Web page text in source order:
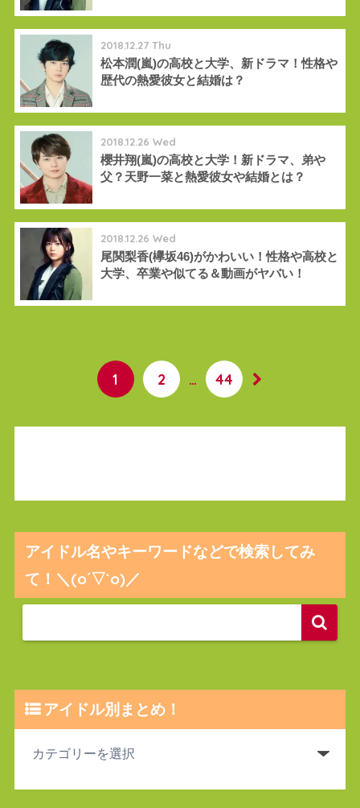
2018.12.27 Thu
松本潤(嵐)の高校と大学、新ドラマ！性格や
歴代の熱愛彼女と結婚は？
2018.12.26 Wed
櫻井翔(嵐)の高校と大学！新ドラマ、弟や
父？天野一菜と熱愛彼女や結婚とは？
2018.12.26 Wed
尾関梨香(欅坂46)がかわいい！性格や高校と
大学、卒業や似てる＆動画がヤバい！
1 2 … 44
アイドル名やキーワードなどで検索してみ
て！＼(o´▽`o)／
アイドル別まとめ！